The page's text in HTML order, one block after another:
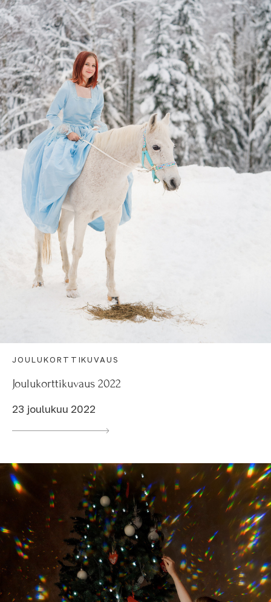
JOULUKORTTIKUVAUS
Joulukorttikuvaus 2022
23 joulukuu 2022